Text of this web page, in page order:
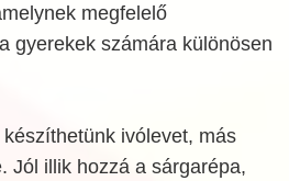
megfelelő
gyerekek számára különösen
ivólevet, más
Jól illik hozzá a sárgarépa,